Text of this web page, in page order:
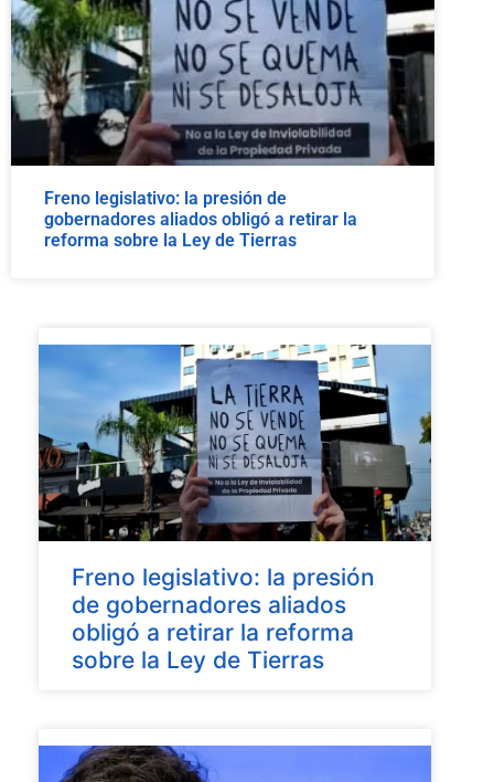
Freno legislativo: la presión de
gobernadores aliados obligó a retirar la
reforma sobre la Ley de Tierras
Freno legislativo: la presión
de gobernadores aliados
obligó a retirar la reforma
sobre la Ley de Tierras